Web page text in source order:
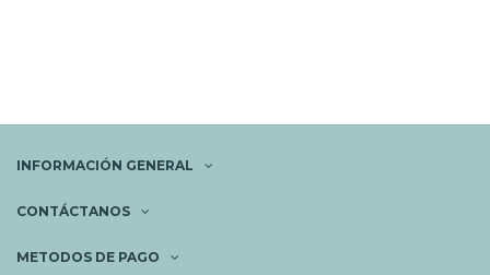
INFORMACIÓN GENERAL
CONTÁCTANOS
METODOS DE PAGO